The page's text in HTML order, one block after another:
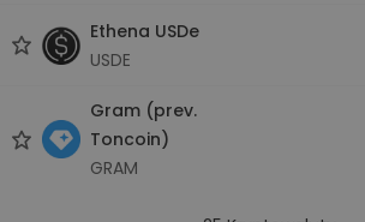
Ethena USDe
USDE
Gram (prev.
Toncoin)
GRAM